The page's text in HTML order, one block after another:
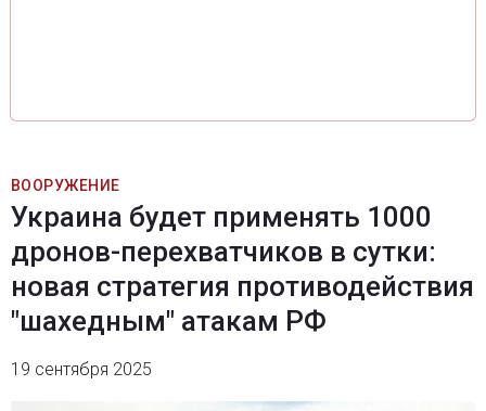
ВООРУЖЕНИЕ
Украина будет применять 1000
дронов-перехватчиков в сутки:
новая стратегия противодействия
"шахедным" атакам РФ
19 сентября 2025